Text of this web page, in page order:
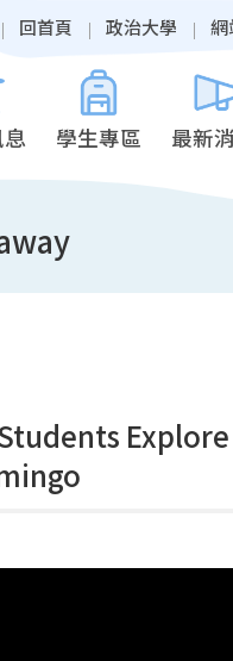
回首頁 政治大學 網
學生專區 最新